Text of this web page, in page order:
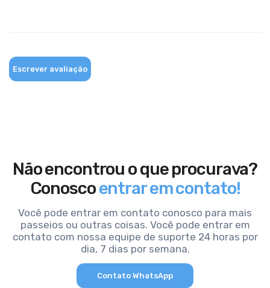
Escrever avaliação
Não encontrou o que procurava?
Conoscoentrar em contato!
Você pode entrar em contato conosco para mais
passeios ou outras coisas. Você pode entrar em
contato com nossa equipe de suporte 24 horas por
dia, 7 dias por semana.
Contato WhatsApp